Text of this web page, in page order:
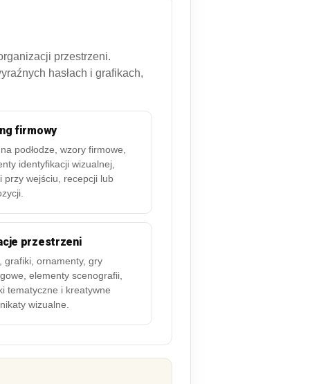
przestrzeni.
hasłach i grafikach,
firmowy
podłodze, wzory firmowe,
identyfikacji wizualnej,
przy wejściu, recepcji lub
przestrzeni
grafiki, ornamenty, gry
elementy scenografii,
tematyczne i kreatywne
wizualne.